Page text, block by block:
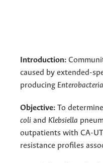
Introduction:
caused by extended-
producing
Objective: To
coli and Klebsiella
outpatients with CA-
resistance profiles